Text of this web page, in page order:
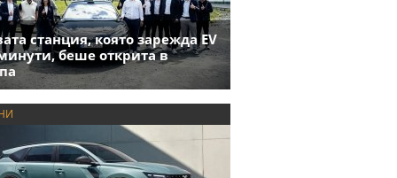
станция, която зарежда EV
беше открита в